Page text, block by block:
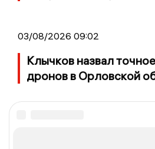
03/08/2026 09:02
Клычков назвал
дронов в Орловской